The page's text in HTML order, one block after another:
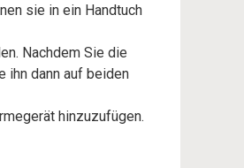
sie in ein Handtuch
Nachdem Sie die
ihn dann auf beiden
hinzuzufügen.